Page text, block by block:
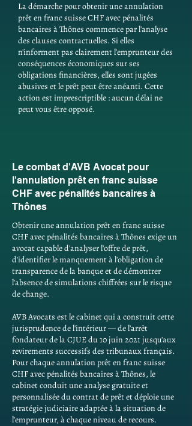
La démarche pour obtenir une annulation
prêt en franc suisse CHF avec pénalités
bancaires à Thônes commence par l'analyse
des clauses contractuelles. Si elles
n'informent pas clairement l'emprunteur des
conséquences économiques sur ses
obligations financières, elles sont jugées
abusives et le prêt peut être anéanti. Cette
action est imprescriptible : aucun délai ne
peut vous être opposé.
Le combat d'AVB Avocat pour
l'annulation prêt en franc suisse
CHF avec pénalités bancaires à
Thônes
Obtenir une annulation prêt en franc suisse
CHF avec pénalités bancaires à Thônes exige un
avocat capable d'analyser l'offre de prêt,
d'identifier le manquement à l'obligation de
transparence de la banque et de démontrer
l'absence de simulations chiffrées sur le risque
de change.
AVB Avocats est le cabinet qui a construit cette
jurisprudence de l'intérieur — de l'arrêt
fondateur de la CJUE du 10 juin 2021 jusqu'aux
revirements successifs des tribunaux français.
Pour chaque annulation prêt en franc suisse
CHF avec pénalités bancaires à Thônes, le
cabinet conduit une analyse gratuite et
personnalisée du contrat de prêt et déploie une
stratégie judiciaire adaptée à la situation de
l'emprunteur, à chaque niveau de recours.